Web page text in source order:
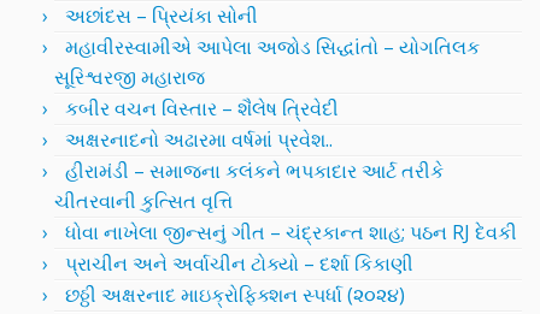
અછાંદસ – પ્રિયંકા સોની
મહાવીરસ્વામીએ આપેલા અજોડ સિદ્ધાંતો – યોગતિલક
સૂરિશ્વરજી મહારાજ
કબીર વચન વિસ્તાર – શૈલેષ ત્રિવેદી
અક્ષરનાદનો અઢારમા વર્ષમાં પ્રવેશ..
હીરામંડી – સમાજના કલંકને ભપકાદાર આર્ટ તરીકે
ચીતરવાની કુત્સિત વૃત્તિ
ધોવા નાખેલા જીન્સનું ગીત – ચંદ્રકાન્ત શાહ; પઠન RJ દેવકી
પ્રાચીન અને અર્વાચીન ટોક્યો – દર્શા કિકાણી
છઠ્ઠી અક્ષરનાદ માઇક્રોફિક્શન સ્પર્ધા (૨૦૨૪)